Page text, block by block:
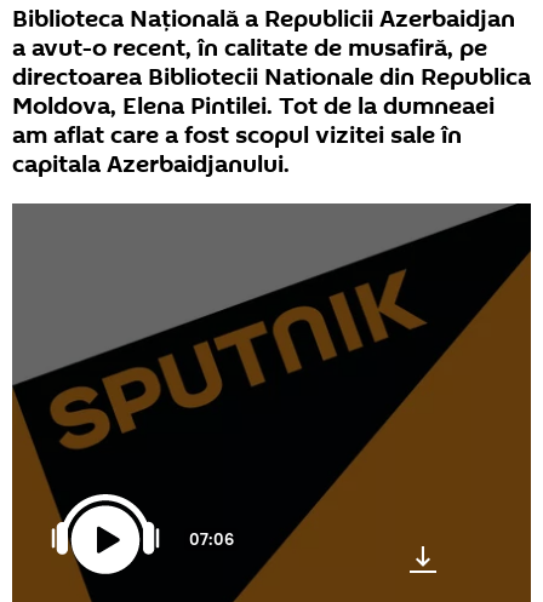
Biblioteca Națională a Republicii Azerbaidjan
a avut-o recent, în calitate de musafiră, pe
directoarea Bibliotecii Nationale din Republica
Moldova, Elena Pintilei. Tot de la dumneaei
am aflat care a fost scopul vizitei sale în
capitala Azerbaidjanului.
07:06